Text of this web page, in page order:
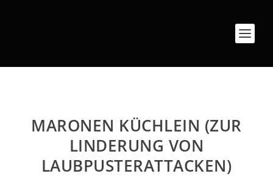
MARONEN KÜCHLEIN (ZUR
LINDERUNG VON
LAUBPUSTERATTACKEN)